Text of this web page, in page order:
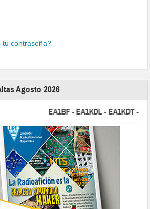
tu contraseña?
Agosto 2026
EA1BF - EA1KDL - EA1KDT -